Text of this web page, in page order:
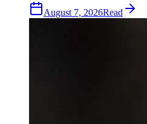
August 7, 2026Read